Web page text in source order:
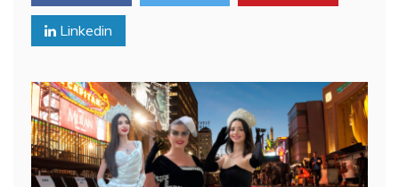
Linkedin